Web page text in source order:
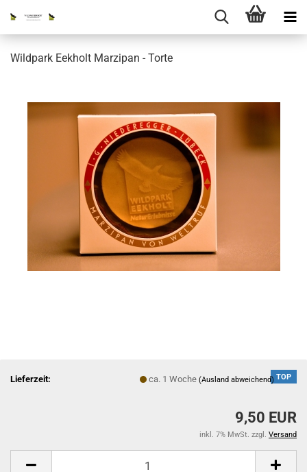
Wildpark Eekholt Marzipan - Torte
TOP
Lieferzeit: ca. 1 Woche(Ausland abweichend)
9,50 EUR
inkl. 7% MwSt. zzgl. Versand